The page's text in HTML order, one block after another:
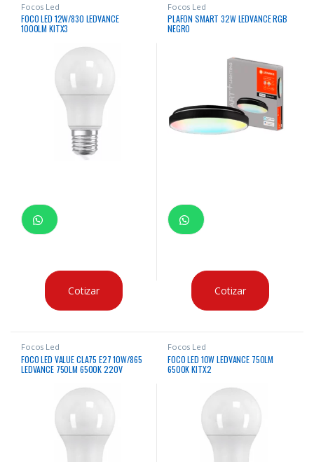
Focos Led
FOCO LED 12W/830 LEDVANCE
1000LM KITX3
Cotizar
Focos Led
PLAFON SMART 32W LEDVANCE RGB
NEGRO
Cotizar
Focos Led
FOCO LED VALUE CLA75 E27 10W/865
LEDVANCE 750LM 6500K 220V
Focos Led
FOCO LED 10W LEDVANCE 750LM
6500K KITX2